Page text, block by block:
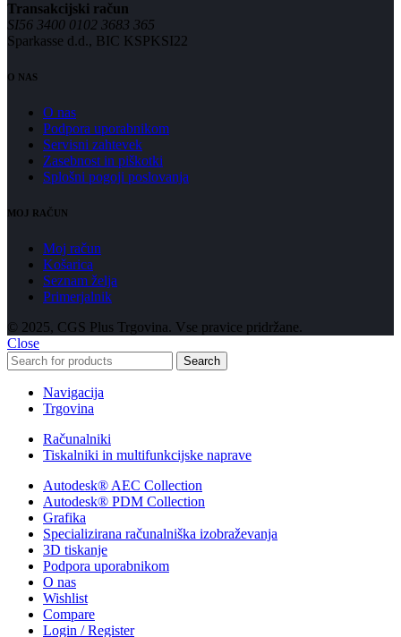
Transakcijski račun
SI56 3400 0102 3683 365
Sparkasse d.d., BIC KSPKSI22
O NAS
O nas
Podpora uporabnikom
Servisni zahtevek
Zasebnost in piškotki
Splošni pogoji poslovanja
MOJ RAČUN
Moj račun
Košarica
Seznam želja
Primerjalnik
© 2025, CGS Plus Trgovina. Vse pravice pridržane.
Close
Search
Navigacija
Trgovina
Računalniki
Tiskalniki in multifunkcijske naprave
Autodesk® AEC Collection
Autodesk® PDM Collection
Grafika
Specializirana računalniška izobraževanja
3D tiskanje
Podpora uporabnikom
O nas
Wishlist
Compare
Login / Register